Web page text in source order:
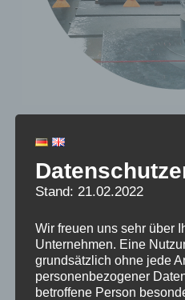
Stand: 21.02.2022
Wir freuen uns sehr über
Unternehmen. Eine
grundsätzlich ohne jede
personenbezogener
betroffene Person